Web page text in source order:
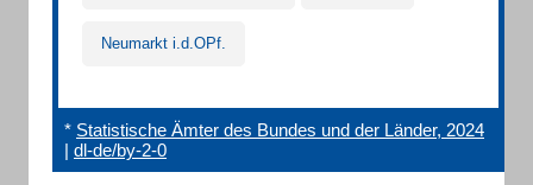
Neumarkt i.d.OPf.
* Statistische Ämter des Bundes und der Länder, 2024
| dl-de/by-2-0